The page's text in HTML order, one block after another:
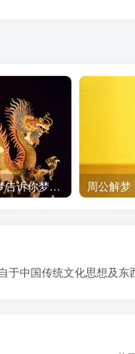
梦见金龙，周公解梦告诉你梦境背后的吉凶预兆
于中国传统文化思想及东